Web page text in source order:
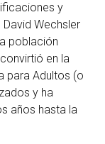
y
Wechsler
población
en la
para Adultos (o
y ha
años hasta la